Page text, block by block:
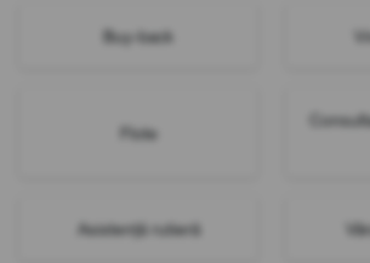
Buy-back
Flote
Asistență rutieră